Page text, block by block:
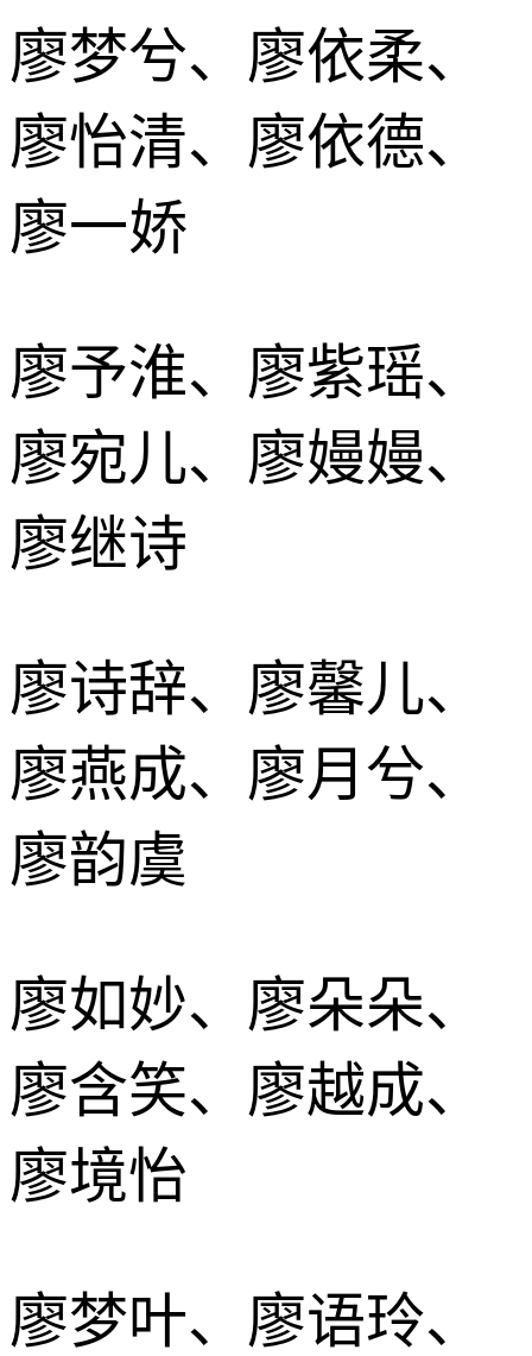
廖梦兮、廖依柔、
廖怡清、廖依德、
廖一娇
廖予淮、廖紫瑶、
廖宛儿、廖嫚嫚、
廖继诗
廖诗辞、廖馨儿、
廖燕成、廖月兮、
廖韵虞
廖如妙、廖朵朵、
廖含笑、廖越成、
廖境怡
廖梦叶、廖语玲、